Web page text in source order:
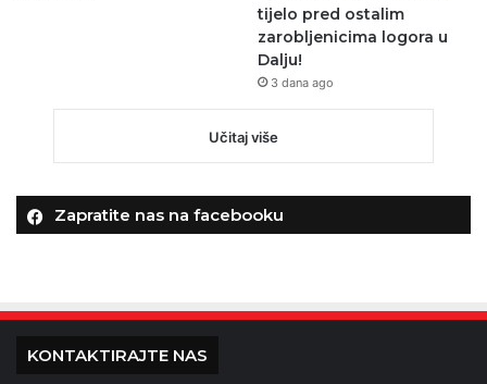
tijelo pred ostalim
zarobljenicima logora u
Dalju!
3 dana ago
Učitaj više
Zapratite nas na facebooku
KONTAKTIRAJTE NAS